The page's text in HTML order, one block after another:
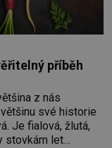
příběh
z nás
své historie
Je fialová, žlutá,
stovkám let